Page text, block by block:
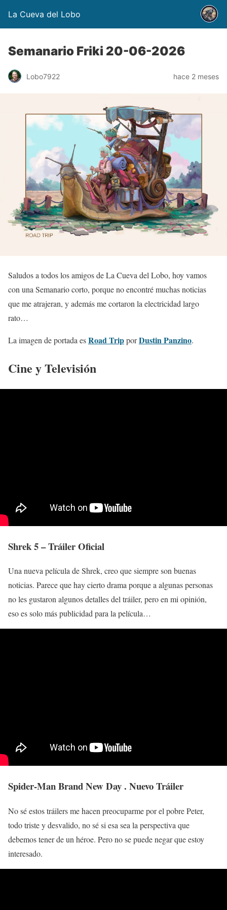
La Cueva del Lobo
Semanario Friki 20-06-2026
Lobo7922 hace 2 meses
Saludos a todos los amigos de La Cueva del Lobo, hoy vamos
con una Semanario corto, porque no encontré muchas noticias
que me atrajeran, y además me cortaron la electricidad largo
rato…
La imagen de portada esRoad TripporDustin Panzino.
Cine y Televisión
Shrek 5 – Tráiler Oficial
Una nueva película de Shrek, creo que siempre son buenas
noticias. Parece que hay cierto drama porque a algunas personas
no les gustaron algunos detalles del tráiler, pero en mi opinión,
eso es solo más publicidad para la película…
Spider-Man Brand New Day . Nuevo Tráiler
No sé estos tráilers me hacen preocuparme por el pobre Peter,
todo triste y desvalido, no sé si esa sea la perspectiva que
debemos tener de un héroe. Pero no se puede negar que estoy
interesado.